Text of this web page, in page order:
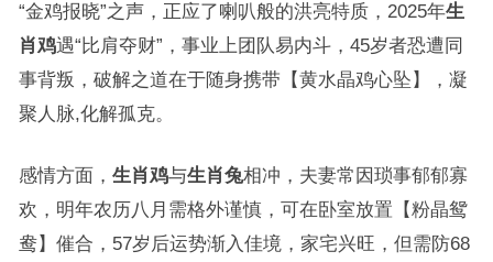
“金鸡报晓”之声，正应了喇叭般的洪亮特质，2025年生
肖鸡遇“比肩夺财”，事业上团队易内斗，45岁者恐遭同
事背叛，破解之道在于随身携带【黄水晶鸡心坠】，凝
聚人脉,化解孤克。
感情方面， 生肖鸡与生肖兔相冲，夫妻常因琐事郁郁寡
欢，明年农历八月需格外谨慎，可在卧室放置【粉晶鸳
鸯】催合，57岁后运势渐入佳境，家宅兴旺，但需防68